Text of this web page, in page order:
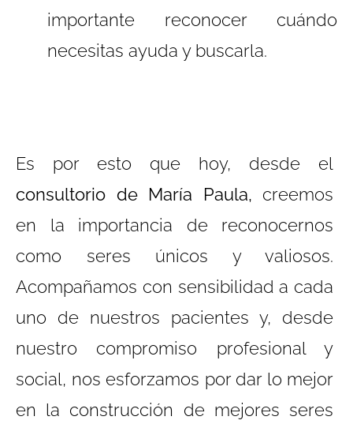
importante reconocer cuándo
necesitas ayuda y buscarla.
Es por esto que hoy, desde el
consultorio de María Paula, creemos
en la importancia de reconocernos
como seres únicos y valiosos.
Acompañamos con sensibilidad a cada
uno de nuestros pacientes y, desde
nuestro compromiso profesional y
social, nos esforzamos por dar lo mejor
en la construcción de mejores seres